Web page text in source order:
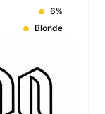
6%
Blonde